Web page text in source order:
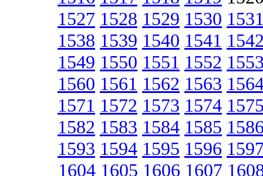
1527 1528 1529 1530
1538 1539 1540 1541
1549 1550 1551 1552
1560 1561 1562 1563
1571 1572 1573 1574
1582 1583 1584 1585
1593 1594 1595 1596
1604 1605 1606 1607